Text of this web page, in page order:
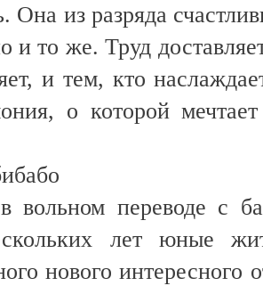
Она из разряда
и то же. Труд
и тем, кто
о которой
вольном переводе с
лет юные
нового интересного